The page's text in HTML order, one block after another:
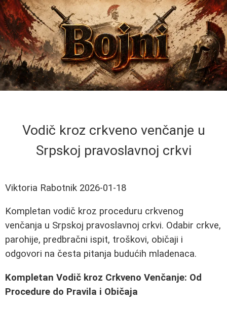
Vodič kroz crkveno venčanje u
Srpskoj pravoslavnoj crkvi
Viktoria Rabotnik 2026-01-18
Kompletan vodič kroz proceduru crkvenog
venčanja u Srpskoj pravoslavnoj crkvi. Odabir crkve,
parohije, predbračni ispit, troškovi, običaji i
odgovori na česta pitanja budućih mladenaca.
Kompletan Vodič kroz Crkveno Venčanje: Od
Procedure do Pravila i Običaja